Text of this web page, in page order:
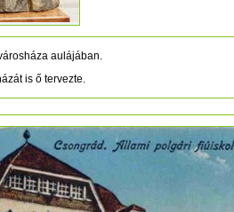
aulájában.
is ő tervezte.